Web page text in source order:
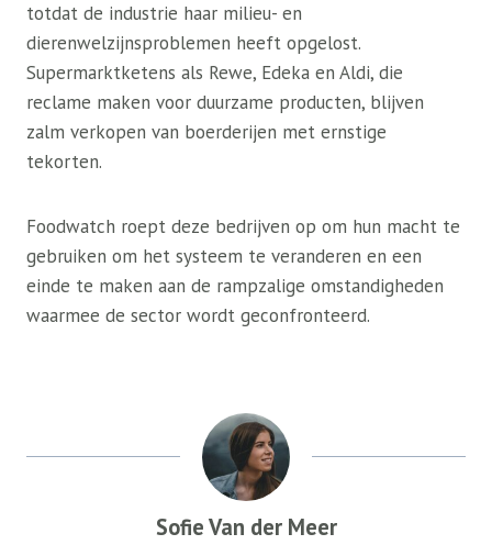
totdat de industrie haar milieu- en
dierenwelzijnsproblemen heeft opgelost.
Supermarktketens als Rewe, Edeka en Aldi, die
reclame maken voor duurzame producten, blijven
zalm verkopen van boerderijen met ernstige
tekorten.
Foodwatch roept deze bedrijven op om hun macht te
gebruiken om het systeem te veranderen en een
einde te maken aan de rampzalige omstandigheden
waarmee de sector wordt geconfronteerd.
Sofie Van der Meer